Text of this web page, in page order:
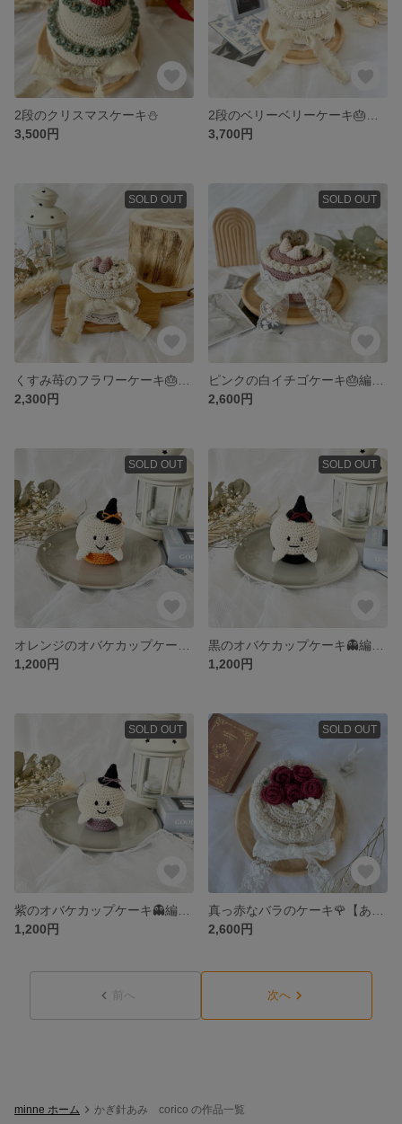
2段のクリスマスケーキ⛄️
3,500円
3,700円
SOLD OUT
2,300円
SOLD OUT
2,600円
SOLD OUT
1,200円
SOLD OUT
1,200円
SOLD OUT
1,200円
SOLD OUT
2,600円
前へ 次へ
minne ホーム かぎ針あみ corico の作品一覧